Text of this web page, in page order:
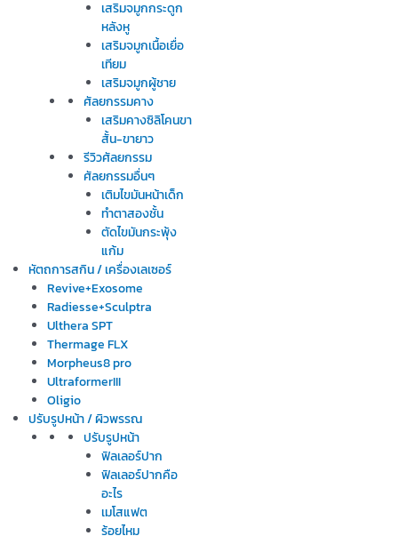
เสริมจมูกกระดูก
หลังหู
เสริมจมูกเนื้อเยื่อ
เทียม
เสริมจมูกผู้ชาย
ศัลยกรรมคาง
เสริมคางซิลิโคนขา
สั้น-ขายาว
รีวิวศัลยกรรม
ศัลยกรรมอื่นๆ
เติมไขมันหน้าเด็ก
ทำตาสองชั้น
ตัดไขมันกระพุ้ง
แก้ม
หัตถการสกิน / เครื่องเลเซอร์
Revive+Exosome
Radiesse+Sculptra
Ulthera SPT
Thermage FLX
Morpheus8 pro
UltraformerIII
Oligio
ปรับรูปหน้า / ผิวพรรณ
ปรับรูปหน้า
ฟิลเลอร์ปาก
ฟิลเลอร์ปากคือ
อะไร
เมโสแฟต
ร้อยไหม